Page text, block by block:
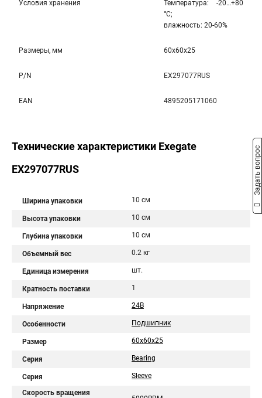
Условия хранения
Температура: -20…+80
°С;
влажность: 20-60%
Размеры, мм 60x60x25
P/N EX297077RUS
EAN 4895205171060
Технические характеристики Exegate
EX297077RUS
Ширина упаковки 10 см
Высота упаковки 10 см
Глубина упаковки 10 см
Объемный вес 0.2 кг
Единица измерения шт.
Кратность поставки 1
Напряжение 24В
Особенности Подшипник
Размер 60x60x25
Серия Bearing
Серия Sleeve
Скорость вращения
Задать вопрос